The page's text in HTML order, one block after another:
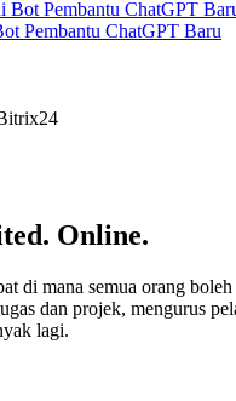
Pembantu ChatGPT Baru
Online.
di mana semua orang
dan projek, mengurus
lagi.